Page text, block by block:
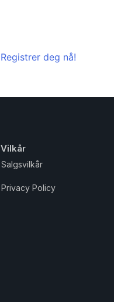
Registrer deg nå!
Vilkår
Salgsvilkår
Privacy Policy